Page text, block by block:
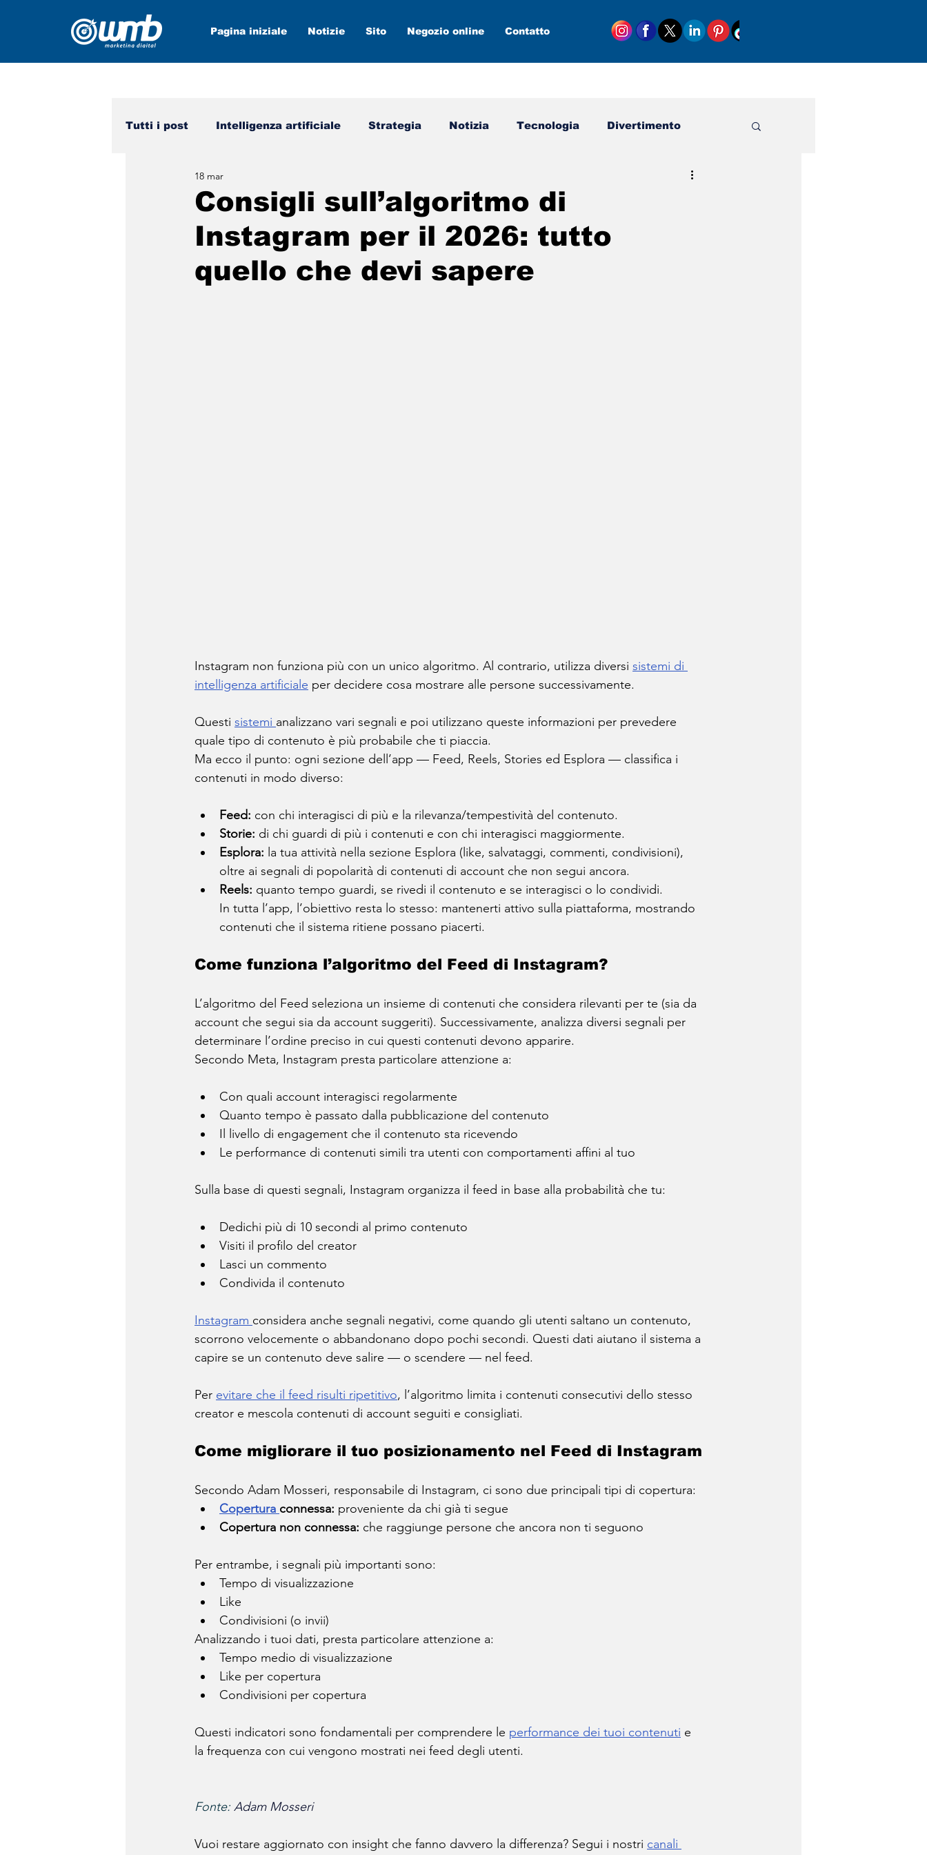
Pagina iniziale Notizie Sito Negozio online Contatto
Tutti i post Intelligenza artificiale Strategia Notizia Tecnologia Divertimento
Mezzi sociali
Consigli sull’algoritmo di
Instagram per il 2026: tutto
quello che devi sapere
18 mar
Instagram non funziona più con un unico algoritmo. Al contrario, utilizza diversi sistemi di
intelligenza artificiale per decidere cosa mostrare alle persone successivamente.
Questi sistemi analizzano vari segnali e poi utilizzano queste informazioni per prevedere
quale tipo di contenuto è più probabile che ti piaccia.
Ma ecco il punto: ogni sezione dell’app — Feed, Reels, Stories ed Esplora — classifica i
contenuti in modo diverso:
Feed: con chi interagisci di più e la rilevanza/tempestività del contenuto.
Storie: di chi guardi di più i contenuti e con chi interagisci maggiormente.
Esplora: la tua attività nella sezione Esplora (like, salvataggi, commenti, condivisioni),
oltre ai segnali di popolarità di contenuti di account che non segui ancora.
Reels: quanto tempo guardi, se rivedi il contenuto e se interagisci o lo condividi.
In tutta l’app, l’obiettivo resta lo stesso: mantenerti attivo sulla piattaforma, mostrando
contenuti che il sistema ritiene possano piacerti.
Come funziona l’algoritmo del Feed di Instagram?
L’algoritmo del Feed seleziona un insieme di contenuti che considera rilevanti per te (sia da
account che segui sia da account suggeriti). Successivamente, analizza diversi segnali per
determinare l’ordine preciso in cui questi contenuti devono apparire.
Secondo Meta, Instagram presta particolare attenzione a:
Con quali account interagisci regolarmente
Quanto tempo è passato dalla pubblicazione del contenuto
Il livello di engagement che il contenuto sta ricevendo
Le performance di contenuti simili tra utenti con comportamenti affini al tuo
Sulla base di questi segnali, Instagram organizza il feed in base alla probabilità che tu:
Dedichi più di 10 secondi al primo contenuto
Visiti il profilo del creator
Lasci un commento
Condivida il contenuto
Instagram considera anche segnali negativi, come quando gli utenti saltano un contenuto,
scorrono velocemente o abbandonano dopo pochi secondi. Questi dati aiutano il sistema a
capire se un contenuto deve salire — o scendere — nel feed.
Per evitare che il feed risulti ripetitivo, l’algoritmo limita i contenuti consecutivi dello stesso
creator e mescola contenuti di account seguiti e consigliati.
Come migliorare il tuo posizionamento nel Feed di Instagram
Secondo Adam Mosseri, responsabile di Instagram, ci sono due principali tipi di copertura:
Copertura connessa: proveniente da chi già ti segue
Copertura non connessa: che raggiunge persone che ancora non ti seguono
Per entrambe, i segnali più importanti sono:
Tempo di visualizzazione
Like
Condivisioni (o invii)
Analizzando i tuoi dati, presta particolare attenzione a:
Tempo medio di visualizzazione
Like per copertura
Condivisioni per copertura
Questi indicatori sono fondamentali per comprendere le performance dei tuoi contenuti e
la frequenza con cui vengono mostrati nei feed degli utenti.
Fonte: Adam Mosseri
Vuoi restare aggiornato con insight che fanno davvero la differenza? Segui i nostri canali